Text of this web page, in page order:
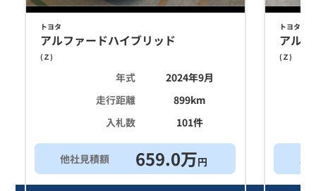
トヨタ
アルファードハイブリッド
( Ｚ)
年式
2024年9月
走行距離
899km
入札数
101件
他社見積額 659.0万円
トヨタ
アル
( Ｚ)
ス